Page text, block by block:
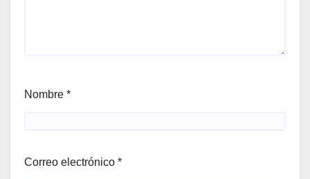
Nombre *
Correo electrónico *